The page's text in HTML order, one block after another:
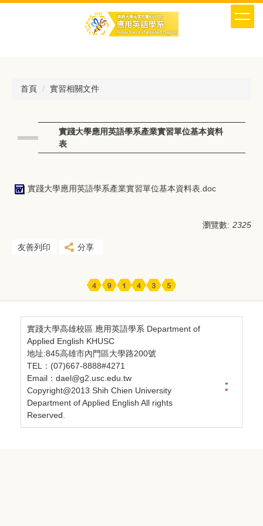
首頁 實習相關文件
實踐大學應用英語學系產業實習單位基本資料
表
實踐大學應用英語學系產業實習單位基本資料表.doc
瀏覽數: 2325
友善列印 分享
實踐大學高雄校區 應用英語學系 Department of
Applied English KHUSC
地址:845高雄市內門區大學路200號
TEL：(07)667-8888#4271
Email：dael@g2.usc.edu.tw
Copyright@2013 Shih Chien University
Department of Applied English All rights
Reserved.